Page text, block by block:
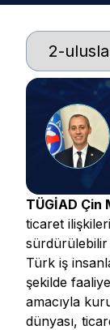
TÜGİAD Çin
ticaret
Türk iş
şekilde
amacıyla
dünyası,